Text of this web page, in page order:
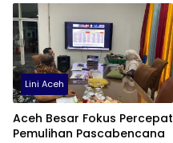
Lini Aceh
Aceh Besar Fokus Percepat
Pemulihan Pascabencana